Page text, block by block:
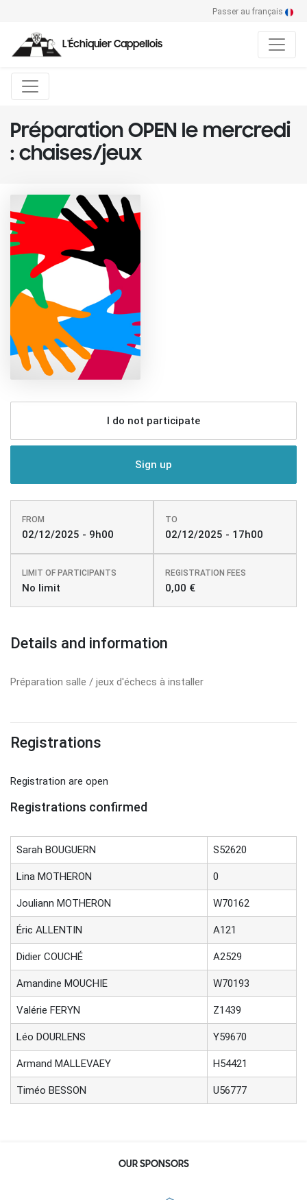
Passer au français
L'Échiquier Cappellois
Préparation OPEN le mercredi
: chaises/jeux
FROM
02/12/2025 - 9h00
TO
02/12/2025 - 17h00
LIMIT OF PARTICIPANTS
No limit
REGISTRATION FEES
0,00 €
Details and information
Préparation salle / jeux d'échecs à installer
Registrations
Registration are open
Registrations confirmed
Sarah BOUGUERN S52620
Lina MOTHERON 0
Jouliann MOTHERON W70162
Éric ALLENTIN A121
Didier COUCHÉ A2529
Amandine MOUCHIE W70193
Valérie FERYN Z1439
Léo DOURLENS Y59670
Armand MALLEVAEY H54421
Timéo BESSON U56777
I do not participate
Sign up
OUR SPONSORS